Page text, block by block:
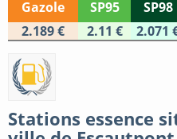
Gazole SP95 SP98
2.189 €
2.11 € 2.071
Stations essence